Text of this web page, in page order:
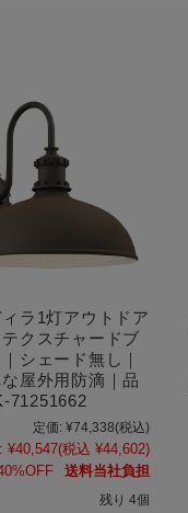
ラ1灯アウトドア
クスチャードブ
シェード無し｜
屋外用防滴｜品
71251662
定価: ¥74,338(税込)
¥40,547(税込 ¥44,602)
送料当社負担
残り 4個